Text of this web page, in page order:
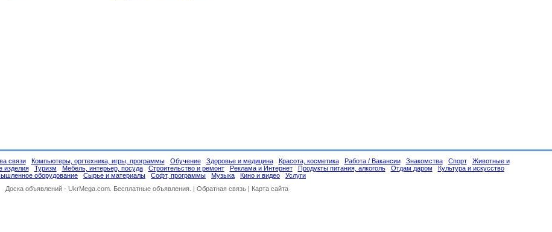
связи Компьютеры, оргтехника, игры, программы Обучение Здоровье и медицина Красота, косметика Работа / Вакансии Знакомства Спорт
Животные и
изделия Туризм Мебель, интерьер, посуда Строительство и ремонт Реклама и Интернет Продукты питания, алкоголь Отдам даром
Культура и искусство
оборудование
Сырье и материалы Софт, программы Музыка Кино и видео
Услуги
Доска объявлений - UkrMega.com. Бесплатные объявления. | Обратная связь| Карта сайта